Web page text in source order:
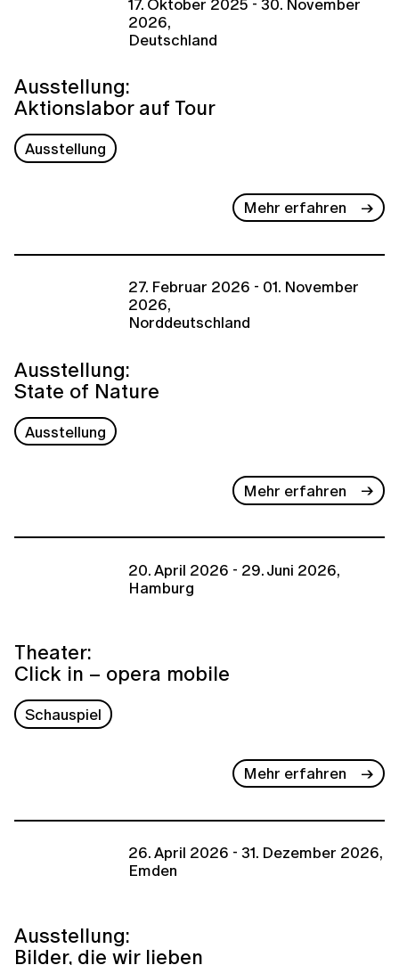
2026,
Deutschland
Ausstellung:
Aktionslabor auf Tour
Ausstellung
Mehr erfahren
27. Februar 2026 - 01. November
2026,
Norddeutschland
Ausstellung:
State of Nature
Ausstellung
Mehr erfahren
20. April 2026 - 29. Juni 2026,
Hamburg
Theater:
Click in – opera mobile
Schauspiel
Mehr erfahren
26. April 2026 - 31. Dezember 2026,
Emden
Ausstellung:
Bilder, die wir lieben